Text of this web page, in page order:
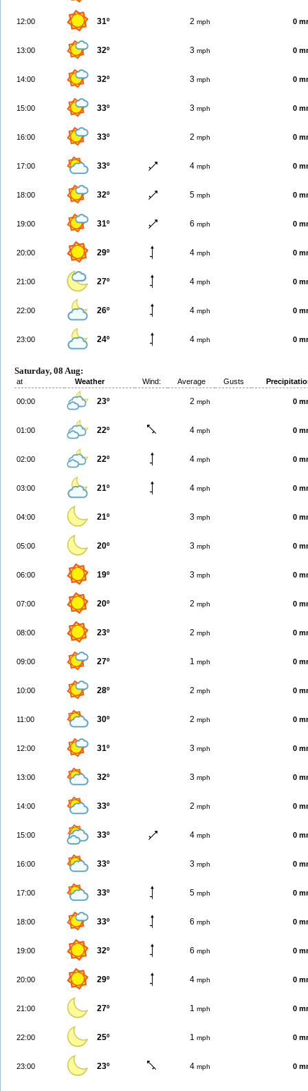
12:00 31º 2 mph 0
13:00 32º 3 mph 0
14:00 32º 3 mph 0
15:00 33º 3 mph 0
16:00 33º 2 mph 0
17:00 33º 4 mph 0
18:00 32º 5 mph 0
19:00 31º 6 mph 0
20:00 29º 4 mph 0
21:00 27º 4 mph 0
22:00 26º 4 mph 0
23:00 24º 4 mph 0
Saturday, 08 Aug:
at Weather Wind: Average Gusts
00:00 23º 2 mph 0
01:00 22º 4 mph 0
02:00 22º 4 mph 0
03:00 21º 4 mph 0
04:00 21º 3 mph 0
05:00 20º 3 mph 0
06:00 19º 3 mph 0
07:00 20º 2 mph 0
08:00 23º 2 mph 0
09:00 27º 1 mph 0
10:00 28º 2 mph 0
11:00 30º 2 mph 0
12:00 31º 3 mph 0
13:00 32º 3 mph 0
14:00 33º 2 mph 0
15:00 33º 4 mph 0
16:00 33º 3 mph 0
17:00 33º 5 mph 0
18:00 33º 6 mph 0
19:00 32º 6 mph 0
20:00 29º 4 mph 0
21:00 27º 1 mph 0
22:00 25º 1 mph 0
23:00 23º 4 mph 0